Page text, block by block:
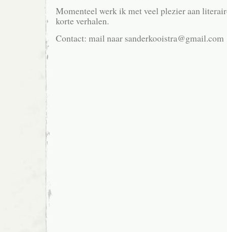
Momenteel werk ik met veel plezier aan
korte verhalen.
Contact: mail naar sanderkooistra@gmail.com